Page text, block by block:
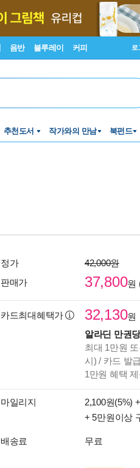
음반 블루레이 커피 로
추천도서 작가와의 만남 북펀드
정가
42,000원
판매가
37,800원
카드최대혜택가 32,130원
알라딘 만권
최대 1만원
시) / 카드 발
1만원 혜택
마일리지 2,100원(5%) +
+ 5만원이상
배송료 무료